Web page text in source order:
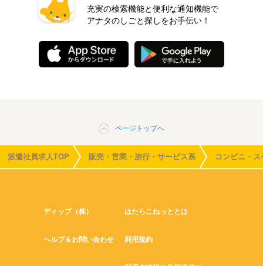
充実の検索機能と便利な通知機能で
アナタのしごと探しをお手伝い！
ページトップへ
派遣社員求人TOP 販売・営業・旅行・サービス系 コンビニ・ス
ディップ（株） はたらこねっととは
ヘルプ＆お問い合わせ 利用規約